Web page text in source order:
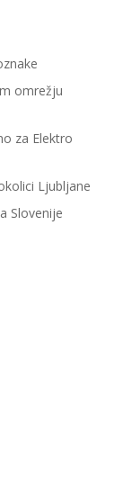
omrežju
za Elektro
Ljubljane
Slovenije